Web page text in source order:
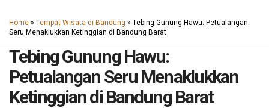
Home » Tempat Wisata di Bandung » Tebing Gunung Hawu: Petualangan
Seru Menaklukkan Ketinggian di Bandung Barat
Tebing Gunung Hawu:
Petualangan Seru Menaklukkan
Ketinggian di Bandung Barat